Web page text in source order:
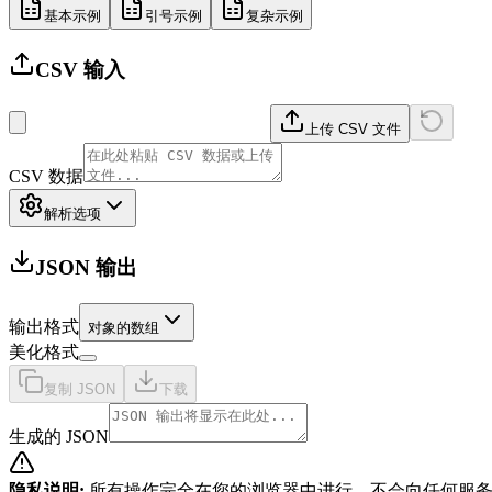
基本示例 引号示例 复杂示例
CSV 输入
上传 CSV 文件
CSV 数据
解析选项
JSON 输出
输出格式 对象的数组
美化格式
复制 JSON 下载
生成的 JSON